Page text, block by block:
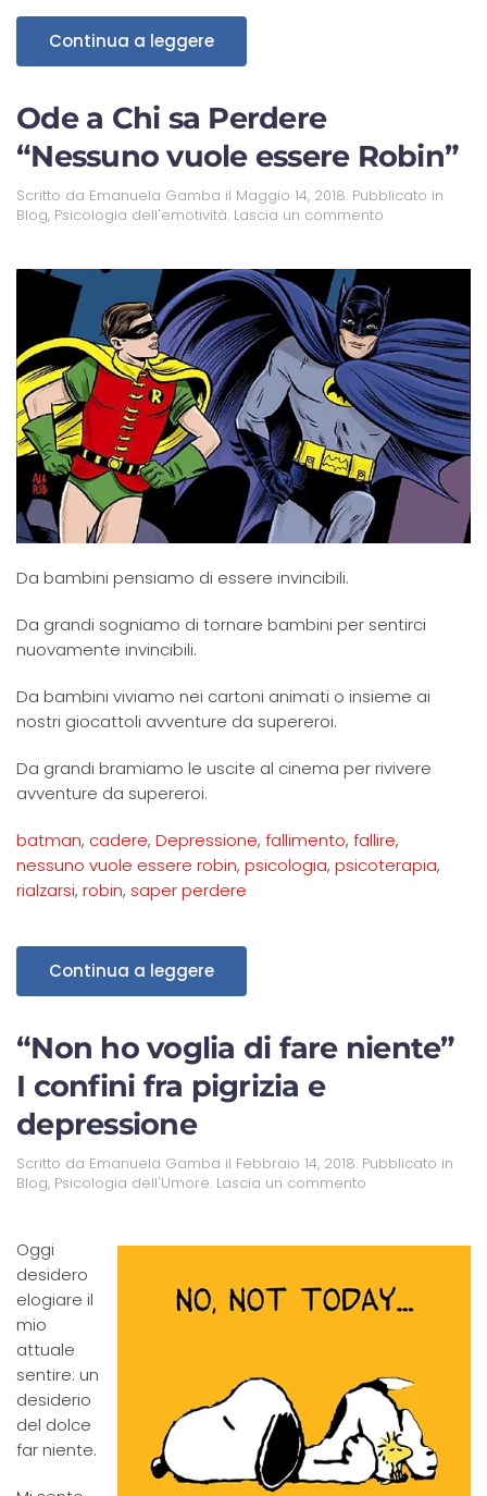
Continua a leggere
Ode a Chi sa Perdere
“Nessuno vuole essere Robin”
Scritto da Emanuela Gamba il Maggio 14, 2018. Pubblicato in
Blog, Psicologia dell'emotività. Lascia un commento
Da bambini pensiamo di essere invincibili.
Da grandi sogniamo di tornare bambini per sentirci
nuovamente invincibili.
Da bambini viviamo nei cartoni animati o insieme ai
nostri giocattoli avventure da supereroi.
Da grandi bramiamo le uscite al cinema per rivivere
avventure da supereroi.
batman, cadere, Depressione, fallimento, fallire,
nessuno vuole essere robin, psicologia, psicoterapia,
rialzarsi, robin, saper perdere
Continua a leggere
“Non ho voglia di fare niente”
I confini fra pigrizia e
depressione
Scritto da Emanuela Gamba il Febbraio 14, 2018. Pubblicato in
Blog, Psicologia dell'Umore. Lascia un commento
Oggi
desidero
elogiare il
mio
attuale
sentire: un
desiderio
del dolce
far niente.